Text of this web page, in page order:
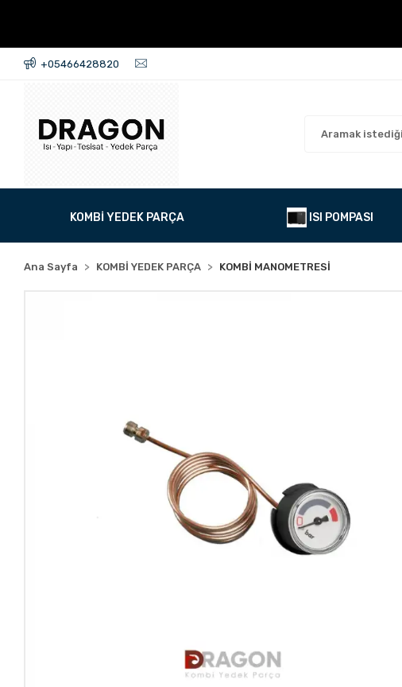
+05466428820
KOMBİ YEDEK PARÇA ISI POMPASI
Ana Sayfa KOMBİ YEDEK PARÇA KOMBİ MANOMETRESİ